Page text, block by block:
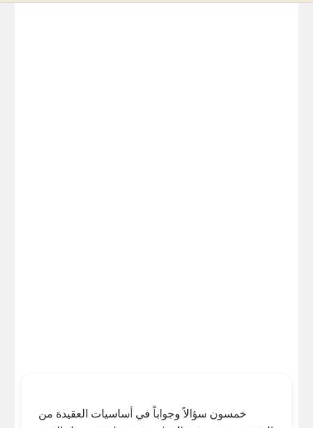
خمسون سؤالاً وجواباً في أساسيات العقيدة من